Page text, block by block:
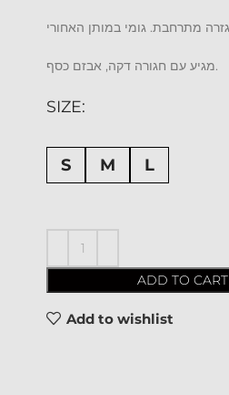
מגיע עם חגורה דקה, אבזם כסף.
SIZE
S M L
ADD TO CART
Add to wishlist